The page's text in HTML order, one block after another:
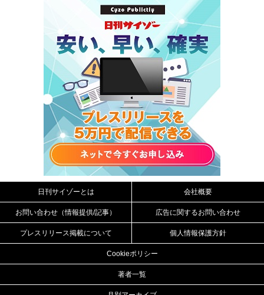
日刊サイゾーとは 会社概要
お問い合わせ（情報提供/記事） 広告に関するお問い合わせ
プレスリリース掲載について 個人情報保護方針
Cookieポリシー
著者一覧